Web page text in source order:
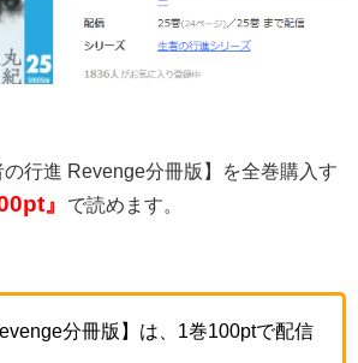
の行進 Revenge分冊版】を全巻購入す
pt』 で読めます。
分冊版】は、1巻100ptで配信